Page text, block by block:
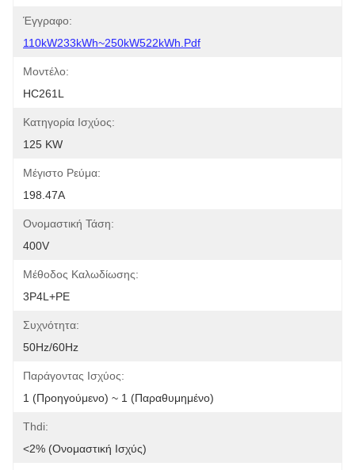
Έγγραφο:
110kW233kWh~250kW522kWh.pdf
Μοντέλο:
HC261L
Κατηγορία Ισχύος:
125 KW
Μέγιστο Ρεύμα:
198.47A
Ονομαστική Τάση:
400V
Μέθοδος Καλωδίωσης:
3P4L+PE
Συχνότητα:
50Hz/60Hz
Παράγοντας Ισχύος:
1 (Προηγούμενο) ~ 1 (Παραθυμημένο)
Thdi:
<2% (Ονομαστική Ισχύς)